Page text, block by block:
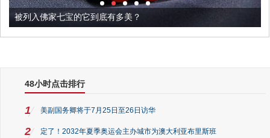
被列入佛家七宝的它到底有多美？
48小时点击排行
1 美副国务卿将于7月25日至26日访华
2 定了！2032年夏季奥运会主办城市为澳大利亚布里斯班